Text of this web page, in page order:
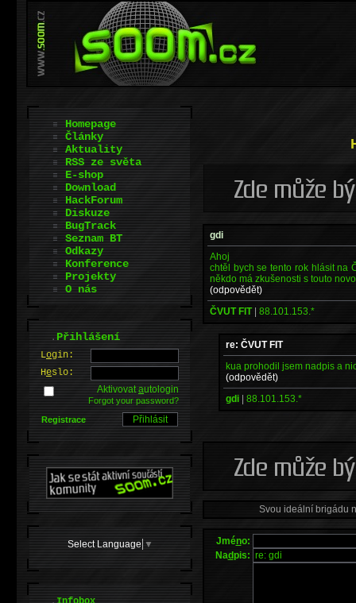
gdi
Ahoj
chtěl bych se tento rok hlásit na
někdo má zkušenosti s touto
(odpovědět)
ČVUT FIT| 88.101.153.*
re: ČVUT FIT
kua prohodil jsem nadpis a
(odpovědět)
gdi | 88.101.153.*
Svou ideální brigádu
Jméno:
Nadpis:
Homepage
Články
Aktuality
RSS ze světa
E-shop
Download
HackForum
Diskuze
BugTrack
Seznam BT
Odkazy
Konference
Projekty
O nás
.Přihlášení
Login:
Heslo:
Aktivovatautologin
Forgot your password?
Registrace
Select Language ▼
.